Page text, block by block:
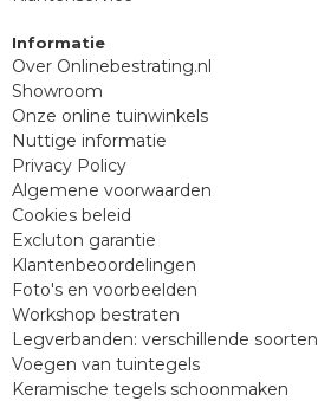
Informatie
Over Onlinebestrating.nl
Showroom
Onze online tuinwinkels
Nuttige informatie
Privacy Policy
Algemene voorwaarden
Cookies beleid
Excluton garantie
Klantenbeoordelingen
Foto's en voorbeelden
Workshop bestraten
Legverbanden: verschillende soorten
Voegen van tuintegels
Keramische tegels schoonmaken